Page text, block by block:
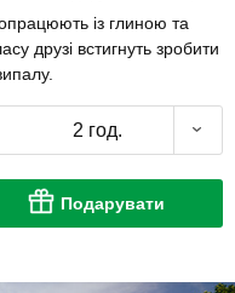
із глиною та
друзі встигнуть зробити
2 год.
Подарувати